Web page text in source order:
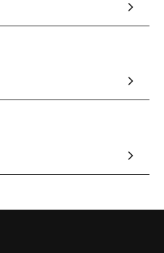
Nos meilleurs
Les métiers du
Devenir affilié(e)